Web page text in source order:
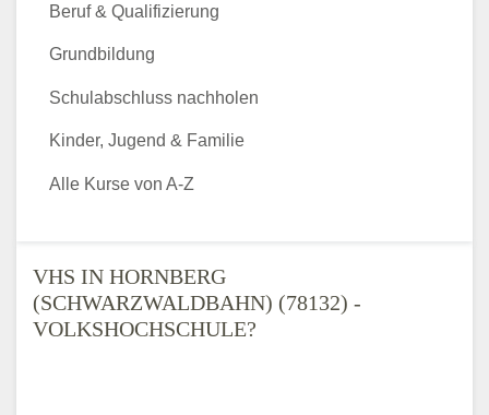
VHS IN HORNBERG
(SCHWARZWALDBAHN) (78132) -
VOLKSHOCHSCHULE?
Beruf & Qualifizierung
Grundbildung
Schulabschluss nachholen
Kinder, Jugend & Familie
Alle Kurse von A-Z